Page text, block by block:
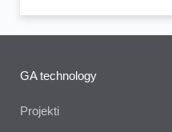
GA technology
Projekti